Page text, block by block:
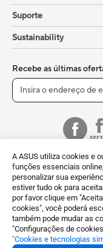
A ASUS utiliza cookies e
funções essenciais
personalizar sua
estiver tudo ok para
por favor clique em
cookies", você poderá
também pode mudar as
"Configurações de
"Cookies e tecnologias
Suporte
Sustainability
Recebe as últimas
Portugal / Português
©ASUSTeK Computer
Termos de Utilização